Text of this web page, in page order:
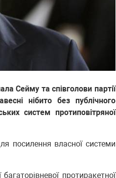
Сейму та співголови партії
нібито без публічного
систем протиповітряної
посилення власної системи
протиракетної